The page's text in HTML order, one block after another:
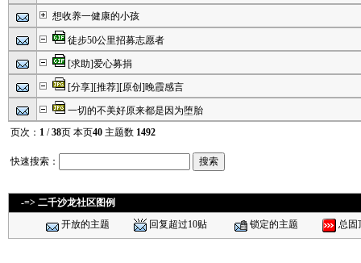
想收养一健康的小孩
徒步50公里招募志愿者
[求助]爱心募捐
[分享][推荐][原创]晚霞感言
一切的不美好原来都是因为堕胎
页次： 1 /38页 本页40 主题数 1492
快速搜索：
-=> 二千沙龙社区图例
开放的主题
回复超过10贴 锁定的主题 总固